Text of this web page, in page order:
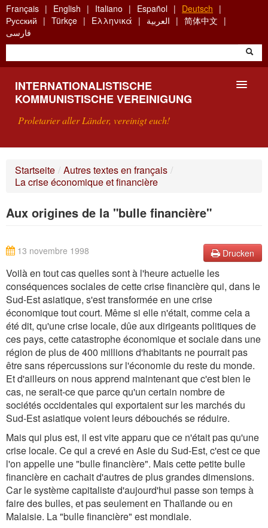
Skip
to
main
content
Français English Italiano Español
Deutsch
Русский
Türkçe Ελληνικά العربية
简体中文
فارسی
INTERNATIONALISTISCHE
KOMMUNISTISCHE VEREINIGUNG
Proletarier aller Länder, vereinigt euch!
WAS IST DIE IKV?
SUCHE
Startseite / Autres textes en français /
La crise économique et financière
Aux origines de la "bulle financière"
Drucken
13 novembre 1998
Voilà en tout cas quelles sont à l'heure actuelle les
conséquences sociales de cette crise financière qui, dans le
Sud-Est asiatique, s'est transformée en une crise
économique tout court. Même si elle n'était, comme cela a
été dit, qu'une crise locale, dûe aux dirigeants politiques de
ces pays, cette catastrophe économique et sociale dans une
région de plus de 400 millions d'habitants ne pourrait pas
être sans répercussions sur l'économie du reste du monde.
Et d'ailleurs on nous apprend maintenant que c'est bien le
cas, ne serait-ce que parce qu'un certain nombre de
sociétés occidentales qui exportaient sur les marchés du
Sud-Est asiatique voient leurs débouchés se réduire.
Mais qui plus est, il est vite apparu que ce n'était pas qu'une
crise locale. Ce qui a crevé en Asie du Sud-Est, c'est ce que
l'on appelle une "bulle financière". Mais cette petite bulle
financière en cachait d'autres de plus grandes dimensions.
Car le système capitaliste d'aujourd'hui passe son temps à
faire des bulles, et pas seulement en Thaïlande ou en
Malaisie. La "bulle financière" est mondiale.